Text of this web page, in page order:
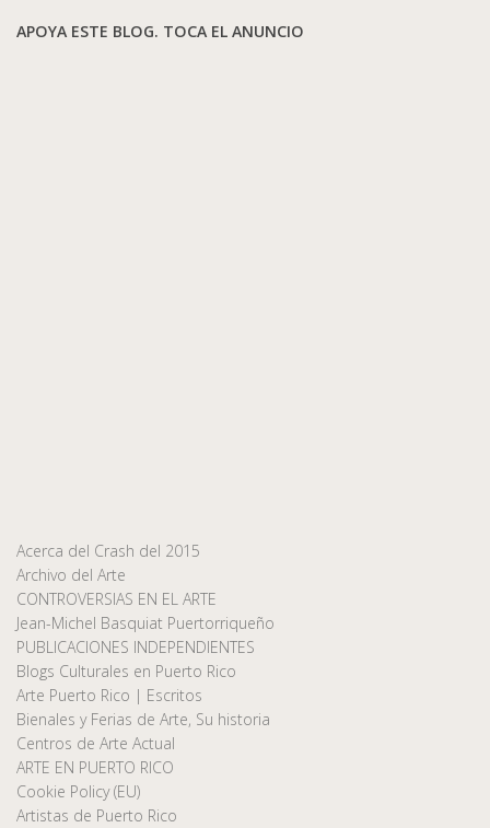
APOYA ESTE BLOG. TOCA EL ANUNCIO
Acerca del Crash del 2015
Archivo del Arte
CONTROVERSIAS EN EL ARTE
Jean-Michel Basquiat Puertorriqueño
PUBLICACIONES INDEPENDIENTES
Blogs Culturales en Puerto Rico
Arte Puerto Rico | Escritos
Bienales y Ferias de Arte, Su historia
Centros de Arte Actual
ARTE EN PUERTO RICO
Cookie Policy (EU)
Artistas de Puerto Rico